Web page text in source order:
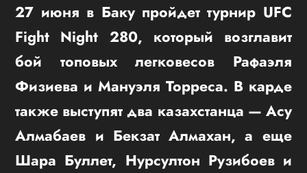
27 июня в Баку пройдет турнир UFC
Fight Night 280, который возглавит
бой топовых легковесов Рафаэля
Физиева и Мануэля Торреса. В карде
также выступят два казахстанца — Асу
Алмабаев и Бекзат Алмахан, а еще
Шара Буллет, Нурсултон Рузибоев и